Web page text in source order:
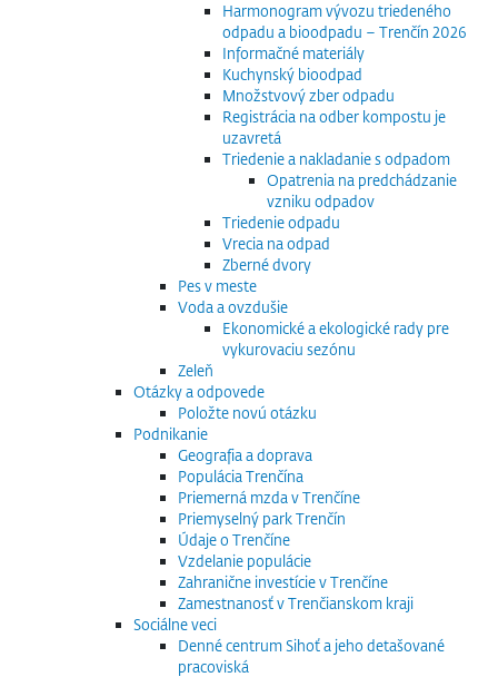
Harmonogram vývozu triedeného
odpadu a bioodpadu – Trenčín 2026
Informačné materiály
Kuchynský bioodpad
Množstvový zber odpadu
Registrácia na odber kompostu je
uzavretá
Triedenie a nakladanie s odpadom
Opatrenia na predchádzanie
vzniku odpadov
Triedenie odpadu
Vrecia na odpad
Zberné dvory
Pes v meste
Voda a ovzdušie
Ekonomické a ekologické rady pre
vykurovaciu sezónu
Zeleň
Otázky a odpovede
Položte novú otázku
Podnikanie
Geografia a doprava
Populácia Trenčína
Priemerná mzda v Trenčíne
Priemyselný park Trenčín
Údaje o Trenčíne
Vzdelanie populácie
Zahranične investície v Trenčíne
Zamestnanosť v Trenčianskom kraji
Sociálne veci
Denné centrum Sihoť a jeho detašované
pracoviská